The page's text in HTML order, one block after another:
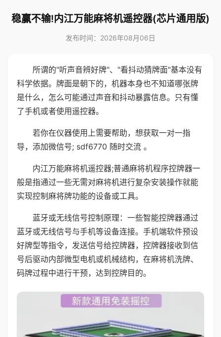
稳赢不输!内江万能麻将机遥控器(芯片通用版)
发布时间：2026年08月06日
所谓的"听声音辨好牌"、"看抖动猜牌面"基本没有
科学依据。牌面是朝下的，机器本身也不知道哪张牌
是什么，怎么可能通过声音和抖动暴露信息。只有懂
了手机或者使用遥控器。
若你在仪器使用上需要帮助，想获取一对一指
导，添加微信号; sdf6770 随时交流 。
内江万能麻将机遥控器;普通麻将机程序控牌器一
般是指通过一些无需对麻将机进行复杂安装操作就能
实现控制麻将牌功能的设备或工具。
蓝牙或无线信号控制原理：一些智能控牌器通过
蓝牙或无线信号与手机等设备连接。手机端软件预设
好牌型等指令，发送信号给控牌器，控牌器接收到信
号后驱动内部微型电机或机械结构，在麻将机洗牌、
码牌过程中进行干预，达到控牌目的。